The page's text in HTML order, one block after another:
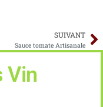
SUIVANT
Sauce tomate Artisanale
Vin